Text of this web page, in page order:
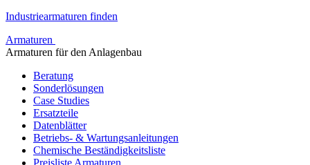
Industriearmaturen finden
Armaturen
Armaturen für den Anlagenbau
Beratung
Sonderlösungen
Case Studies
Ersatzteile
Datenblätter
Betriebs- & Wartungsanleitungen
Chemische Beständigkeitsliste